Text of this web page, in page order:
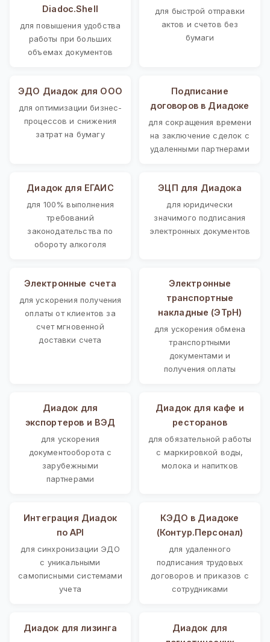
Diadoc.Shell
для повышения удобства
работы при больших
объемах документов
для быстрой отправки
актов и счетов без
бумаги
ЭДО Диадок для ООО
для оптимизации бизнес-
процессов и снижения
затрат на бумагу
Подписание
договоров в Диадоке
для сокращения времени
на заключение сделок с
удаленными партнерами
Диадок для ЕГАИС
для 100% выполнения
требований
законодательства по
обороту алкоголя
ЭЦП для Диадока
для юридически
значимого подписания
электронных документов
Электронные счета
для ускорения получения
оплаты от клиентов за
счет мгновенной
доставки счета
Электронные
транспортные
накладные (ЭТрН)
для ускорения обмена
транспортными
документами и
получения оплаты
Диадок для
экспортеров и ВЭД
для ускорения
документооборота с
зарубежными
партнерами
Диадок для кафе и
ресторанов
для обязательной работы
с маркировкой воды,
молока и напитков
Интеграция Диадок
по API
для синхронизации ЭДО
с уникальными
самописными системами
учета
КЭДО в Диадоке
(Контур.Персонал)
для удаленного
подписания трудовых
договоров и приказов с
сотрудниками
Диадок для лизинга
Диадок для